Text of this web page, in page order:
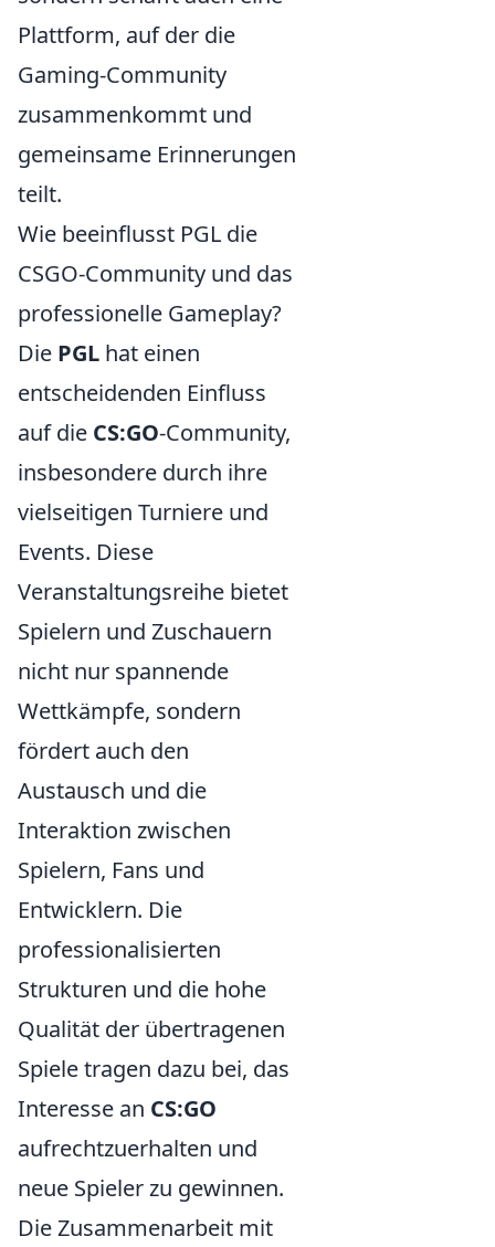
Plattform, auf der die
Gaming-Community
zusammenkommt und
gemeinsame Erinnerungen
teilt.
Wie beeinflusst PGL die
CSGO-Community und das
professionelle Gameplay?
Die PGL hat einen
entscheidenden Einfluss
auf die CS:GO-Community,
insbesondere durch ihre
vielseitigen Turniere und
Events. Diese
Veranstaltungsreihe bietet
Spielern und Zuschauern
nicht nur spannende
Wettkämpfe, sondern
fördert auch den
Austausch und die
Interaktion zwischen
Spielern, Fans und
Entwicklern. Die
professionalisierten
Strukturen und die hohe
Qualität der übertragenen
Spiele tragen dazu bei, das
Interesse an CS:GO
aufrechtzuerhalten und
neue Spieler zu gewinnen.
Die Zusammenarbeit mit